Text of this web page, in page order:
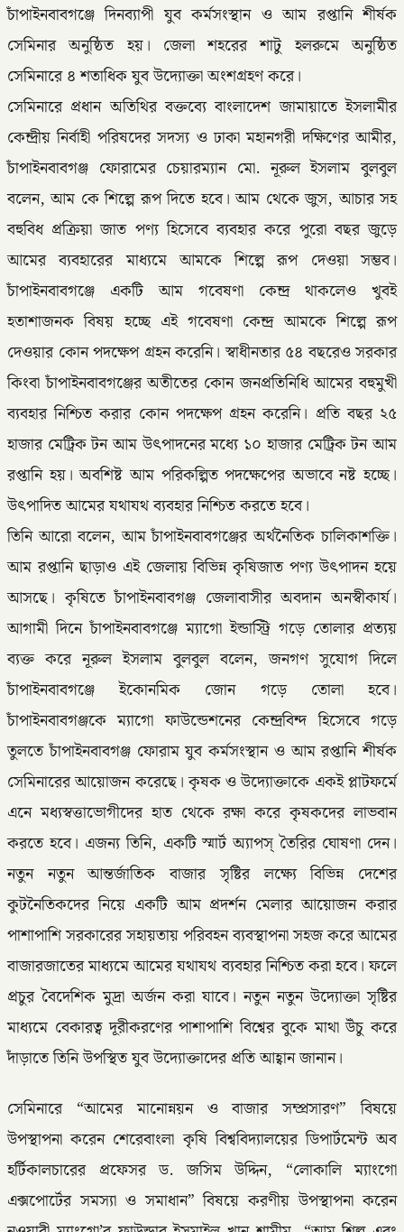
চাঁপাইনবাবগঞ্জে দিনব্যাপী যুব কর্মসংস্থান ও আম রপ্তানি শীর্ষক
সেমিনার অনুষ্ঠিত হয়। জেলা শহরের শাটু হলরুমে অনুষ্ঠিত
সেমিনারে ৪ শতাধিক যুব উদ্যোক্তা অংশগ্রহণ করে।
সেমিনারে প্রধান অতিথির বক্তব্যে বাংলাদেশ জামায়াতে ইসলামীর
কেন্দ্রীয় নির্বাহী পরিষদের সদস্য ও ঢাকা মহানগরী দক্ষিণের আমীর,
চাঁপাইনবাবগঞ্জ ফোরামের চেয়ারম্যান মো. নূরুল ইসলাম বুলবুল
বলেন, আম কে শিল্পে রূপ দিতে হবে। আম থেকে জুস, আচার সহ
বহুবিধ প্রক্রিয়া জাত পণ্য হিসেবে ব্যবহার করে পুরো বছর জুড়ে
আমের ব্যবহারের মাধ্যমে আমকে শিল্পে রূপ দেওয়া সম্ভব।
চাঁপাইনবাবগঞ্জে একটি আম গবেষণা কেন্দ্র থাকলেও খুবই
হতাশাজনক বিষয় হচ্ছে এই গবেষণা কেন্দ্র আমকে শিল্পে রূপ
দেওয়ার কোন পদক্ষেপ গ্রহন করেনি। স্বাধীনতার ৫৪ বছরেও সরকার
কিংবা চাঁপাইনবাবগঞ্জের অতীতের কোন জনপ্রতিনিধি আমের বহুমুখী
ব্যবহার নিশ্চিত করার কোন পদক্ষেপ গ্রহন করেনি। প্রতি বছর ২৫
হাজার মেট্রিক টন আম উৎপাদনের মধ্যে ১০ হাজার মেট্রিক টন আম
রপ্তানি হয়। অবশিষ্ট আম পরিকল্পিত পদক্ষেপের অভাবে নষ্ট হচ্ছে।
উৎপাদিত আমের যথাযথ ব্যবহার নিশ্চিত করতে হবে।
তিনি আরো বলেন, আম চাঁপাইনবাবগঞ্জের অর্থনৈতিক চালিকাশক্তি।
আম রপ্তানি ছাড়াও এই জেলায় বিভিন্ন কৃষিজাত পণ্য উৎপাদন হয়ে
আসছে। কৃষিতে চাঁপাইনবাবগঞ্জ জেলাবাসীর অবদান অনস্বীকার্য।
আগামী দিনে চাঁপাইনবাবগঞ্জে ম্যাগো ইন্ডাস্ট্রি গড়ে তোলার প্রত্যয়
ব্যক্ত করে নূরুল ইসলাম বুলবুল বলেন, জনগণ সুযোগ দিলে
চাঁপাইনবাবগঞ্জে ইকোনমিক জোন গড়ে তোলা হবে।
চাঁপাইনবাবগঞ্জকে ম্যাগো ফাউন্ডেশনের কেন্দ্রবিন্দ হিসেবে গড়ে
তুলতে চাঁপাইনবাবগঞ্জ ফোরাম যুব কর্মসংস্থান ও আম রপ্তানি শীর্ষক
সেমিনারের আয়োজন করেছে। কৃষক ও উদ্যোক্তাকে একই প্লাটফর্মে
এনে মধ্যস্বত্তাভোগীদের হাত থেকে রক্ষা করে কৃষকদের লাভবান
করতে হবে। এজন্য তিনি, একটি স্মার্ট অ্যাপস্ তৈরির ঘোষণা দেন।
নতুন নতুন আন্তর্জাতিক বাজার সৃষ্টির লক্ষ্যে বিভিন্ন দেশের
কুটনৈতিকদের নিয়ে একটি আম প্রদর্শন মেলার আয়োজন করার
পাশাপাশি সরকারের সহায়তায় পরিবহন ব্যবস্থাপনা সহজ করে আমের
বাজারজাতের মাধ্যমে আমের যথাযথ ব্যবহার নিশ্চিত করা হবে। ফলে
প্রচুর বৈদেশিক মুদ্রা অর্জন করা যাবে। নতুন নতুন উদ্যোক্তা সৃষ্টির
মাধ্যমে বেকারত্ব দূরীকরণের পাশাপাশি বিশ্বের বুকে মাথা উঁচু করে
দাঁড়াতে তিনি উপস্থিত যুব উদ্যোক্তাদের প্রতি আহ্বান জানান।
সেমিনারে “আমের মানোন্নয়ন ও বাজার সম্প্রসারণ” বিষয়ে
উপস্থাপনা করেন শেরেবাংলা কৃষি বিশ্ববিদ্যালয়ের ডিপার্টমেন্ট অব
হর্টিকালচারের প্রফেসর ড. জসিম উদ্দিন, “লোকালি ম্যাংগো
এক্সপোর্টের সমস্যা ও সমাধান” বিষয়ে করণীয় উপস্থাপনা করেন